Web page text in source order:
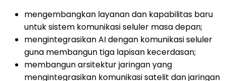
mengembangkan layanan dan kapabilitas baru
untuk sistem komunikasi seluler masa depan;
mengintegrasikan AI dengan komunikasi seluler
guna membangun tiga lapisan kecerdasan;
membangun arsitektur jaringan yang
mengintegrasikan komunikasi satelit dan jaringan